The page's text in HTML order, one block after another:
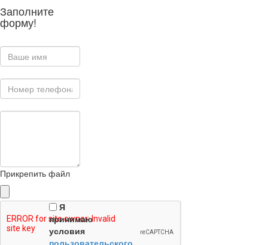
Заполните
форму!
Прикрепить файл
Я
принимаю
условия
пользовательского